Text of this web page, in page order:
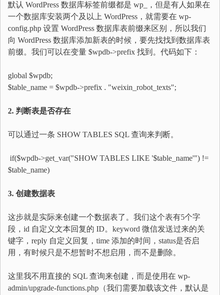
默认 WordPress 数据库标签前缀都是 wp_，但是有人如果在
一个数据库安装两个及以上 WordPress，就需要在 wp-
config.php 设置 WordPress 数据库表前缀来区别，所以我们
向 WordPress 数据库添加新表的时候，要先找找到数据库表
前缀。我们可以在变量 $wpdb->prefix 找到。代码如下：
global $wpdb;
$table_name = $wpdb->prefix . "weixin_robot_texts";
2. 判断表是否存在
可以通过一条 SHOW TABLES SQL 查询来判断。
if($wpdb->get_var("SHOW TABLES LIKE '$table_name'") !=
$table_name)
3. 创建数据表
这步就是实际来创建一个数据表了。我们这个表有5个字
段，id 自定义文本回复的 ID。keyword 微信发送过来的关
键字，reply 自定义回复，time 添加的时间，status是否启
用，有时候只是不想暂时不想启用，而不是删除。
这里我不用直接的 SQL 查询来创建，而是使用在 wp-
admin/upgrade-functions.php（我们需要加载该文件，默认是